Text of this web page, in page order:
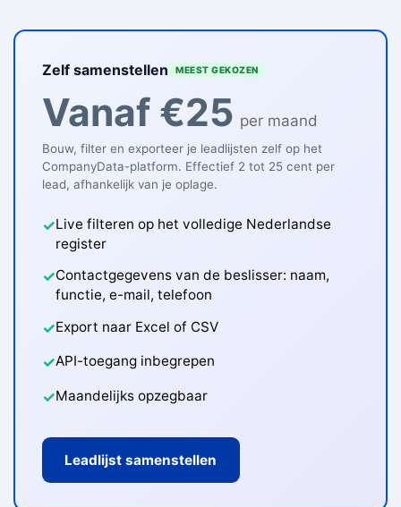
Zelf samenstellen MEEST GEKOZEN
Vanaf €25 per maand
Bouw, filter en exporteer je leadlijsten zelf op het
CompanyData-platform. Effectief 2 tot 25 cent per
lead, afhankelijk van je oplage.
✓Live filteren op het volledige Nederlandse
register
✓Contactgegevens van de beslisser: naam,
functie, e-mail, telefoon
✓Export naar Excel of CSV
✓API-toegang inbegrepen
✓Maandelijks opzegbaar
Leadlijst samenstellen